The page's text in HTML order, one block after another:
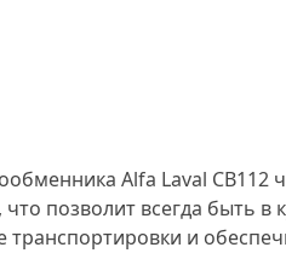
Alfa Laval CB112
позволит всегда быть в
и